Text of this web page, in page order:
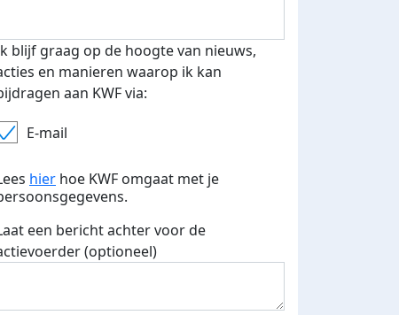
blijf graag op de hoogte van nieuws,
en manieren waarop ik kan
aan KWF via:
E-mail
hier hoe KWF omgaat met je
een bericht achter voor de
(optioneel)